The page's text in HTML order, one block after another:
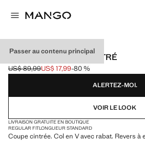
Passer au contenu principal
BLAZER COSTUME CINTRÉ
Prix initial barré [US$ 89,99 ]
US$ 89,99
Prix actuel [US$ 17,99 ]
US$ 17,99-80 %
Choisissez une couleur
ALERTEZ-MOI.
VOIR LE LOOK
LIVRAISON GRATUITE EN BOUTIQUE
REGULAR FITLONGUEUR STANDARD
Coupe cintrée. Col en V avec rabat. Revers à